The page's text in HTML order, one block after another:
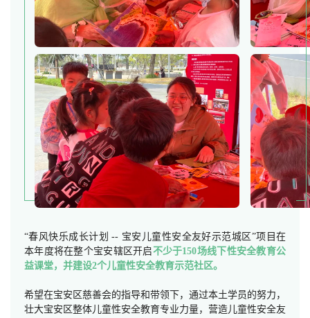
“春风快乐成长计划 -- 宝安儿童性安全友好示范城区”项目在
本年度将在整个宝安辖区开启不少于150场线下性安全教育公
益课堂，并建设2个儿童性安全教育示范社区。
希望在宝安区慈善会的指导和带领下，通过本土学员的努力，
壮大宝安区整体儿童性安全教育专业力量，营造儿童性安全友